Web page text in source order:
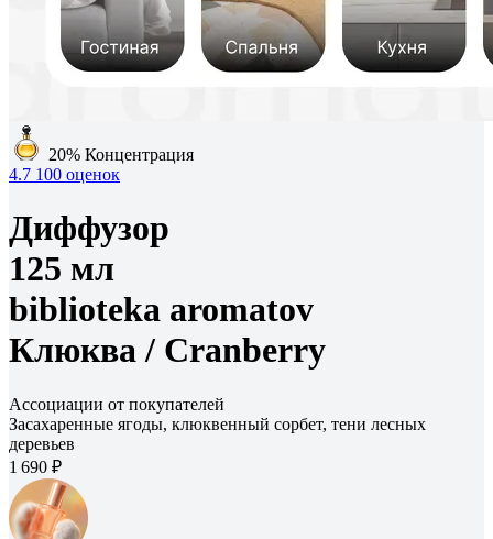
20% Концентрация
4.7 100 оценок
Диффузор
125 мл
biblioteka aromatov
Клюква / Cranberry
Ассоциации от покупателей
Засахаренные ягоды, клюквенный сорбет, тени лесных
деревьев
1 690 ₽